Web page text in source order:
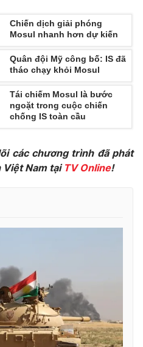
Podcast
Infographic
Shorts video
VTV Thể thao
Vươn mình bằng AI
VTV8
English
Chiến dịch giải phóng
Mosul nhanh hơn dự kiến
Quân đội Mỹ công bố: IS đã
tháo chạy khỏi Mosul
Tái chiếm Mosul là bước
ngoặt trong cuộc chiến
chống IS toàn cầu
các chương trình đã phát
Việt Nam tại TV Online!